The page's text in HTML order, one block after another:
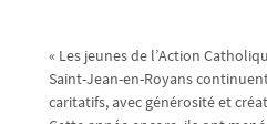
« Les jeunes de l’Action
Saint-Jean-en-Royans
caritatifs, avec générosité et